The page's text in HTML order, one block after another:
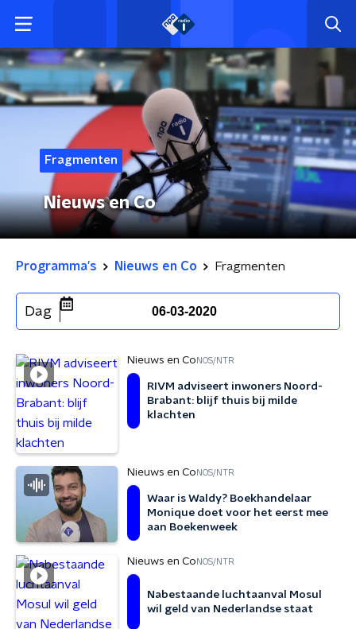
Fragmenten
Nieuws en Co
Programma's Nieuws en Co Fragmenten
Dag 06-03-2020
Nieuws en Co NOS/NTR
RIVM adviseert inwoners Noord-
Brabant: blijf thuis bij milde
klachten
Nieuws en Co NOS/NTR
Waar is Waldy? Boekhandelaar
Monique doet voor het eerst mee
aan Boekenweek
Nieuws en Co NOS/NTR
Nabestaande luchtaanval Mosul
wil geld van Nederlandse staat